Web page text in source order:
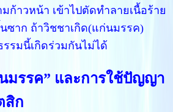
ก้าวหน้า เข้าไปตัดทำลายเนื้อร้าย
ซาก ถ้าวิชชาเกิด(แก่นมรรค)
รมนี้เกิดร่วมกันไม่ได้
มรรค” และการใช้ปัญญา
สิก